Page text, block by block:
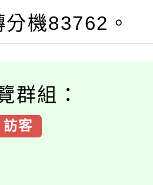
分機83762。
群組：
訪客